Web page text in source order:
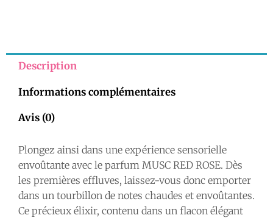
EL
Description
Informations complémentaires
Avis (0)
Plongez ainsi dans une expérience sensorielle
envoûtante avec le parfum MUSC RED ROSE. Dès
les premières effluves, laissez-vous donc emporter
dans un tourbillon de notes chaudes et envoûtantes.
Ce précieux élixir, contenu dans un flacon élégant